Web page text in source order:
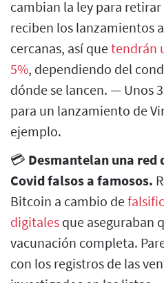
cambian la ley para
reciben los lanzamientos
cercanas, así quetendrán
5%, dependiendo del
dónde se lancen. — Unos
para un lanzamiento de
ejemplo.
💳 Desmantelan una red
Covid falsos a famosos.
Bitcoin a cambio de
digitales que aseguraban
vacunación completa.
con los registros de las